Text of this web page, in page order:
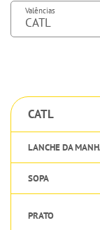
Valências
CATL
LANCHE DA
SOPA
PRATO